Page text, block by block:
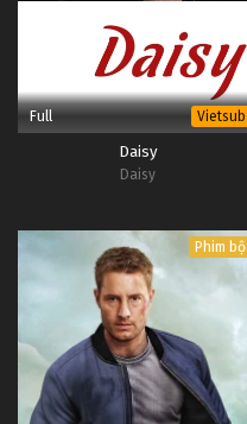
Full Vietsub
Daisy
Daisy
Phim bộ